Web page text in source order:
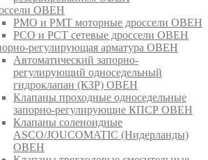
ОВЕН
РМО и РМТ моторные дроссели ОВЕН
РСО и РСТ сетевые дроссели ОВЕН
регулирующая арматура ОВЕН
Автоматический запорно-
регулирующий односедельный
гидроклапан (КЗР) ОВЕН
Клапаны проходные односедельные
запорно-регулирующие КПСР ОВЕН
Клапаны соленоидные
ASCO/JOUCOMATIC (Нидерланды)
ОВЕН